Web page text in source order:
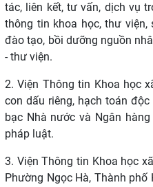
tác, liên kết, tư vấn, dịch vụ
thông tin khoa học, thư viện,
đào tạo, bồi dưỡng nguồn
- thư viện.
2. Viện Thông tin Khoa học
con dấu riêng, hạch toán
bạc Nhà nước và Ngân
pháp luật.
3. Viện Thông tin Khoa học
Phường Ngọc Hà, Thành